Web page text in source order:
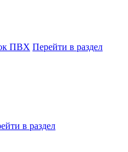
ПВХ Перейти в раздел
в раздел